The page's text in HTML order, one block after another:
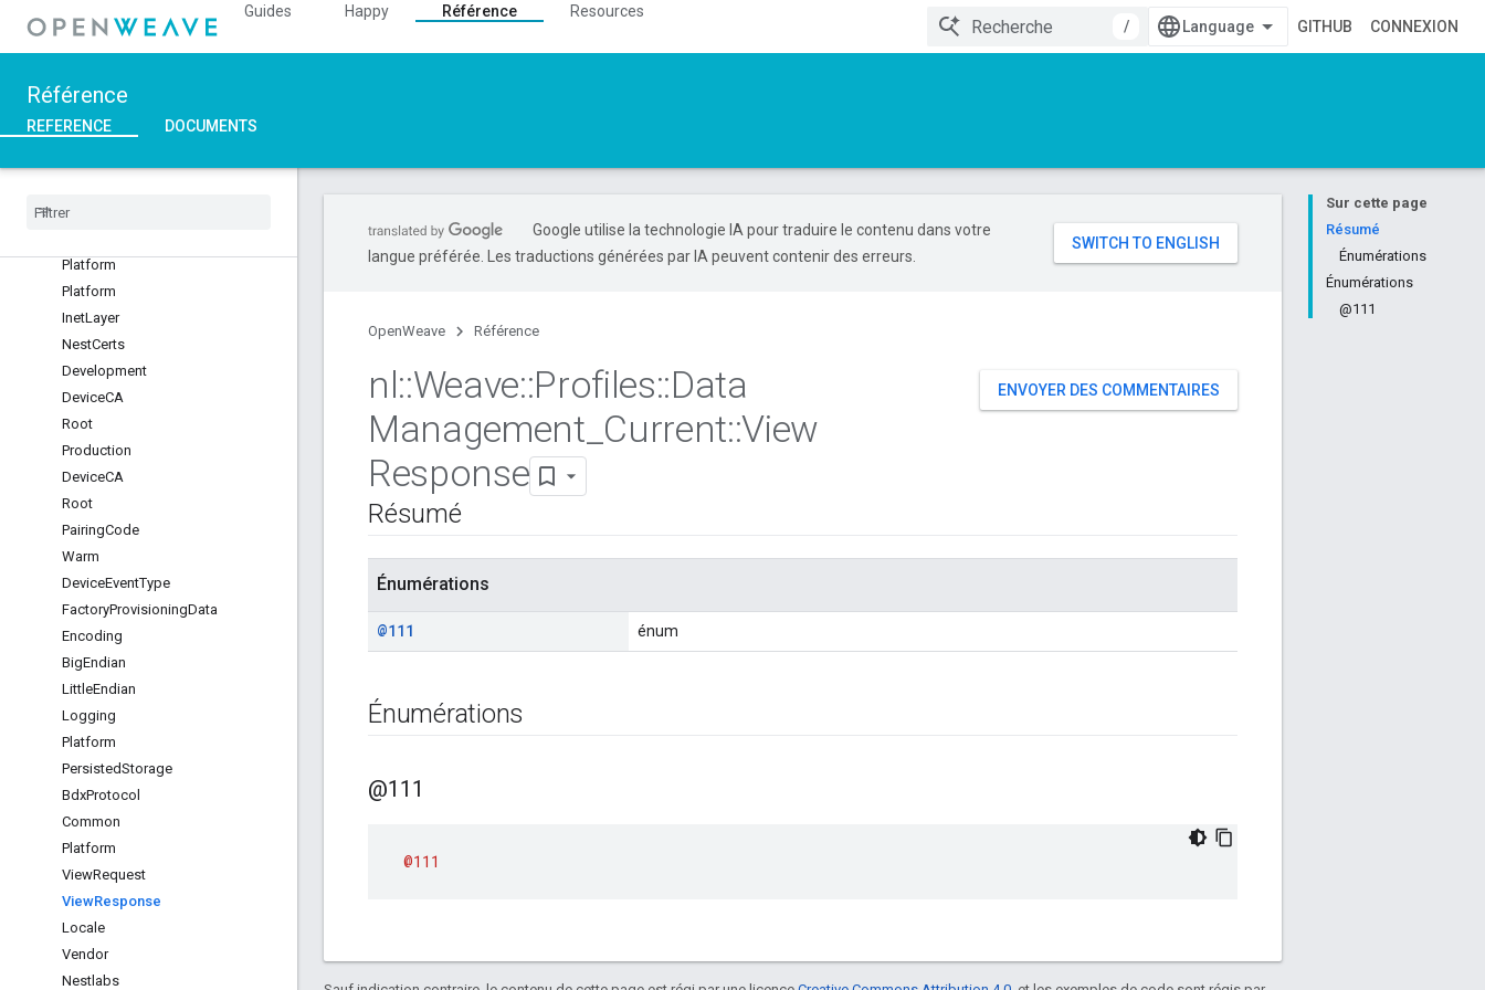
Guides Happy Référence
Resources
/
GITHUB CONNEXION
Référence
REFERENCE DOCUMENTS
C++
Modules
Platform
Platform
InetLayer
NestCerts
Development
DeviceCA
Root
Production
DeviceCA
Root
PairingCode
Warm
DeviceEventType
FactoryProvisioningData
Encoding
BigEndian
LittleEndian
Logging
Platform
PersistedStorage
BdxProtocol
Common
Platform
ViewRequest
ViewResponse
Locale
Vendor
Nestlabs
Sur cette page
Résumé
Énumérations
Énumérations
@111
Google utilise la technologie IA pour traduire le contenu dans votre
langue préférée. Les traductions générées par IA peuvent contenir des erreurs.
OpenWeave Référence
ENVOYER DES COMMENTAIRES
nl::Weave::Profiles::Data
Management Current::View
Response
Résumé
Énumérations
@111 énum
Énumérations
@111
@111